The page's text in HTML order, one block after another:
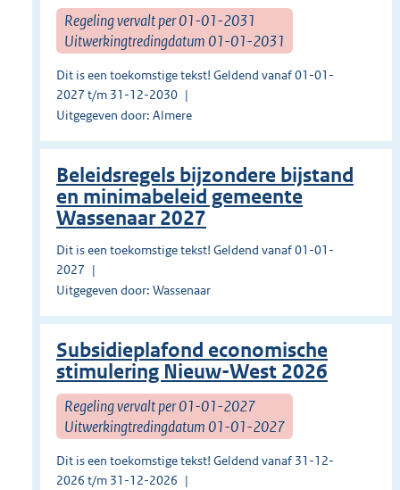
Regeling vervalt per 01-01-2031
Uitwerkingtredingdatum 01-01-2031
Dit is een toekomstige tekst! Geldend vanaf 01-01-
2027 t/m 31-12-2030
Uitgegeven door: Almere
Beleidsregels bijzondere bijstand
en minimabeleid gemeente
Wassenaar 2027
Dit is een toekomstige tekst! Geldend vanaf 01-01-
2027
Uitgegeven door: Wassenaar
Subsidieplafond economische
stimulering Nieuw-West 2026
Regeling vervalt per 01-01-2027
Uitwerkingtredingdatum 01-01-2027
Dit is een toekomstige tekst! Geldend vanaf 31-12-
2026 t/m 31-12-2026